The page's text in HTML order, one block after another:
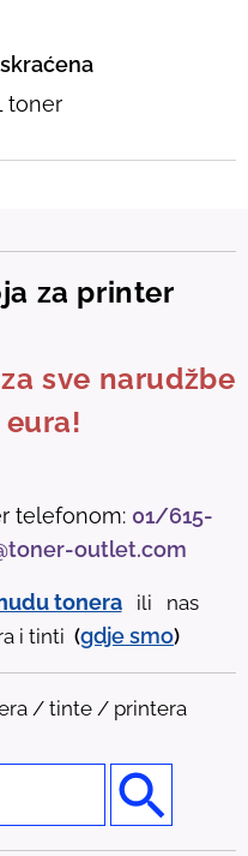
toner
za printer
sve narudžbe
telefonom: 01/615-
outlet.com
tonera
ili nas
i tinti (gdjesmo)
/ tinte / printera